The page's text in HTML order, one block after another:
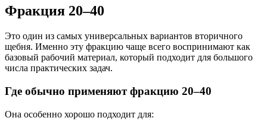
Фракция 20–40
Это один из самых универсальных вариантов вторичного
щебня. Именно эту фракцию чаще всего воспринимают как
базовый рабочий материал, который подходит для большого
числа практических задач.
Где обычно применяют фракцию 20–40
Она особенно хорошо подходит для: